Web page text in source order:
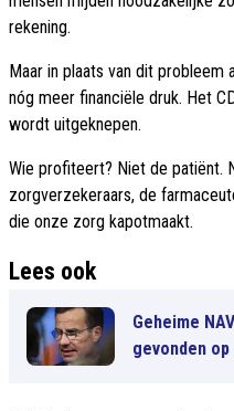
rekening.
Maar in plaats van dit probleem
nóg meer financiële druk. Het
wordt uitgeknepen.
Wie profiteert? Niet de patiënt.
zorgverzekeraars, de
die onze zorg kapotmaakt.
Lees ook
Geheime
gevonden